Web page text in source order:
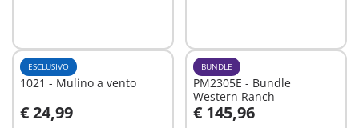
ESCLUSIVO
1021 - Mulino a vento
€ 24,99
Aggiungi al carrello
BUNDLE
PM2305E - Bundle
Western Ranch
€ 145,96
Aggiungi al carrello